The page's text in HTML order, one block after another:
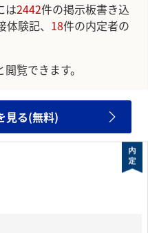
は2442件の掲示板書き込
験記、 18件の内定者の
閲覧できます。
見る(無料)